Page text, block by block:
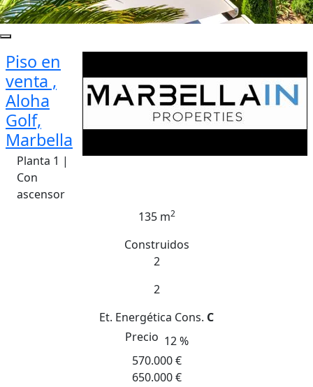
Piso en
venta ,
Aloha
Golf,
Marbella
Planta 1 |
Con
ascensor
135 m2
Construidos
2
2
Et. Energética Cons. C
Precio 12 %
570.000 €
650.000 €